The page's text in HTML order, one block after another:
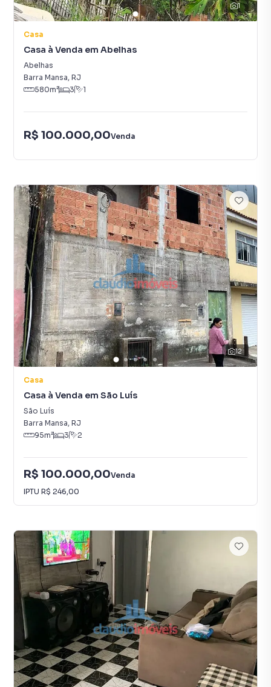
1
Casa
Casa à Venda em Abelhas
Abelhas
Barra Mansa, RJ
580m² 3 1
R$ 100.000,00Venda
12
Casa
Casa à Venda em São Luís
São Luís
Barra Mansa, RJ
95m² 3 2
R$ 100.000,00Venda
IPTU R$ 246,00